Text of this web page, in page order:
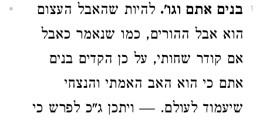
1 בנים אתם וגו'. להיות שהאבל העצום
הוא אבל ההורים, כמו שנאמר כאבל
אם קודר שחותי, על כן הקדים בנים
אתם כי הוא האב האמתי והנצחי
שיעמוד לעולם. — ויתכן ג"כ לפרש כי